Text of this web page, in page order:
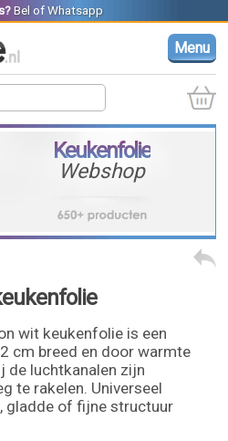
Belof Whatsapp
Menu
Keukenfolie
Webshop
wit keukenfolie is een
cm breed en door warmte
de luchtkanalen zijn
te rakelen. Universeel
gladde of fijne structuur